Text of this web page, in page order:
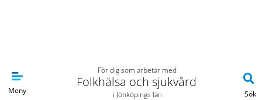
Meny
För dig som arbetar med
Folkhälsa och sjukvård
i Jönköpings län Sök